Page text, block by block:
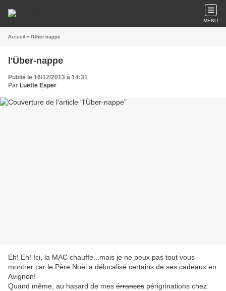
MENU
Accueil » l'Über-nappe
l'Über-nappe
Publié le 16/12/2013 à 14:31
Par Luette Esper
Eh! Eh! Ici, la MAC chauffe...mais je ne peux pas tout vous
montrer car le Père Noël a délocalisé certains de ses cadeaux en
Avignon!
Quand même, au hasard de mes érrances périgrinations chez